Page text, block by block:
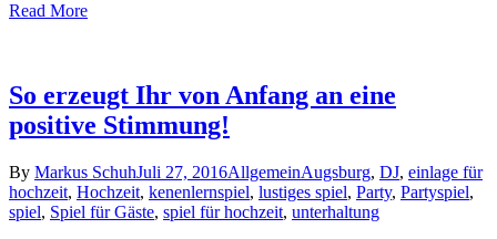
Read More
So erzeugt Ihr von Anfang an eine
positive Stimmung!
By Markus SchuhJuli 27, 2016AllgemeinAugsburg, DJ, einlage für
hochzeit, Hochzeit, kenenlernspiel, lustiges spiel, Party, Partyspiel,
spiel, Spiel für Gäste, spiel für hochzeit, unterhaltung